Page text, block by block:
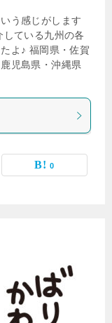
う感じがします
ている九州の各
よ♪ 福岡県・佐賀
児島県・沖縄県
0